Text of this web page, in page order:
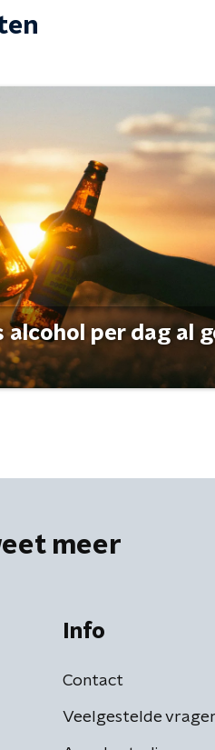
alcohol per dag al
meer
Info
Contact
Veelgestelde